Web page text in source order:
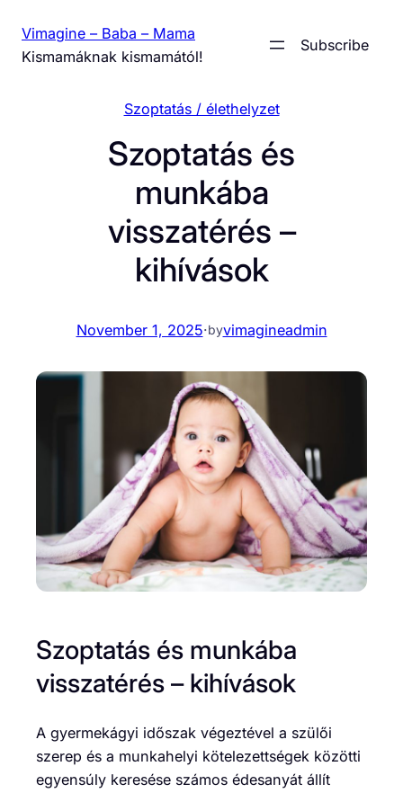
content
Vimagine – Baba – Mama
Kismamáknak kismamától!
Subscribe
Szoptatás / élethelyzet
Szoptatás és
munkába
visszatérés –
kihívások
November 1, 2025·byvimagineadmin
Szoptatás és munkába
visszatérés – kihívások
A gyermekágyi időszak végeztével a szülői
szerep és a munkahelyi kötelezettségek közötti
egyensúly keresése számos édesanyát állít